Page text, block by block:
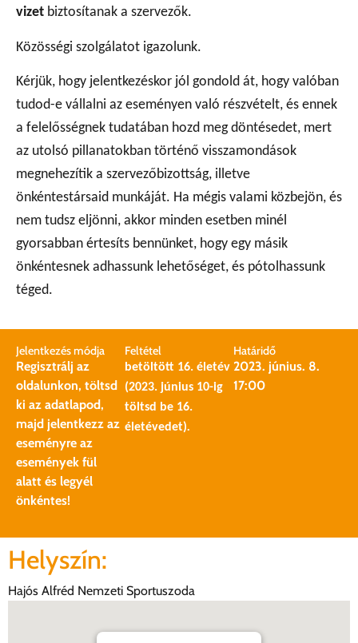
vizet biztosítanak a szervezők.
Közösségi szolgálatot igazolunk.
Kérjük, hogy jelentkezéskor jól gondold át, hogy valóban
tudod-e vállalni az eseményen való részvételt, és ennek
a felelősségnek tudatában hozd meg döntésedet, mert
az utolsó pillanatokban történő visszamondások
megnehezítik a szervezőbizottság, illetve
önkéntestársaid munkáját. Ha mégis valami közbejön, és
nem tudsz eljönni, akkor minden esetben minél
gyorsabban értesíts bennünket, hogy egy másik
önkéntesnek adhassunk lehetőséget, és pótolhassunk
téged.
Jelentkezés módja
Regisztrálj az
oldalunkon, töltsd
ki az adatlapod,
majd jelentkezz az
eseményre az
események fül
alatt és legyél
önkéntes!
Feltétel
betöltött 16. életév
(2023. június 10-ig
töltsd be 16.
életévedet).
Határidő
2023. június. 8.
17:00
Helyszín:
Hajós Alfréd Nemzeti Sportuszoda